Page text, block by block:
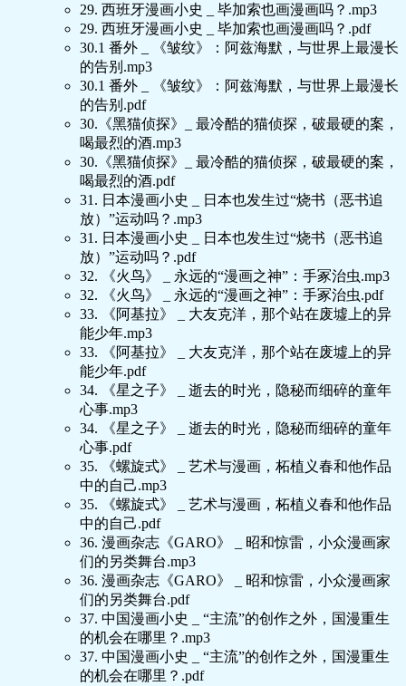
29. 西班牙漫画小史 _ 毕加索也画漫画吗？.mp3
29. 西班牙漫画小史 _ 毕加索也画漫画吗？.pdf
30.1 番外 _ 《皱纹》：阿兹海默，与世界上最漫长
的告别.mp3
30.1 番外 _ 《皱纹》：阿兹海默，与世界上最漫长
的告别.pdf
30.《黑猫侦探》_ 最冷酷的猫侦探，破最硬的案，
喝最烈的酒.mp3
30.《黑猫侦探》_ 最冷酷的猫侦探，破最硬的案，
喝最烈的酒.pdf
31. 日本漫画小史 _ 日本也发生过“烧书（恶书追
放）”运动吗？.mp3
31. 日本漫画小史 _ 日本也发生过“烧书（恶书追
放）”运动吗？.pdf
32. 《火鸟》 _ 永远的“漫画之神”：手冢治虫.mp3
32. 《火鸟》 _ 永远的“漫画之神”：手冢治虫.pdf
33. 《阿基拉》 _ 大友克洋，那个站在废墟上的异
能少年.mp3
33. 《阿基拉》 _ 大友克洋，那个站在废墟上的异
能少年.pdf
34. 《星之子》 _ 逝去的时光，隐秘而细碎的童年
心事.mp3
34. 《星之子》 _ 逝去的时光，隐秘而细碎的童年
心事.pdf
35. 《螺旋式》 _ 艺术与漫画，柘植义春和他作品
中的自己.mp3
35. 《螺旋式》 _ 艺术与漫画，柘植义春和他作品
中的自己.pdf
36. 漫画杂志《GARO》 _ 昭和惊雷，小众漫画家
们的另类舞台.mp3
36. 漫画杂志《GARO》 _ 昭和惊雷，小众漫画家
们的另类舞台.pdf
37. 中国漫画小史 _ “主流”的创作之外，国漫重生
的机会在哪里？.mp3
37. 中国漫画小史 _ “主流”的创作之外，国漫重生
的机会在哪里？.pdf